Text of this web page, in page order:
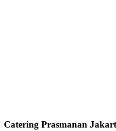
Catering Prasmanan